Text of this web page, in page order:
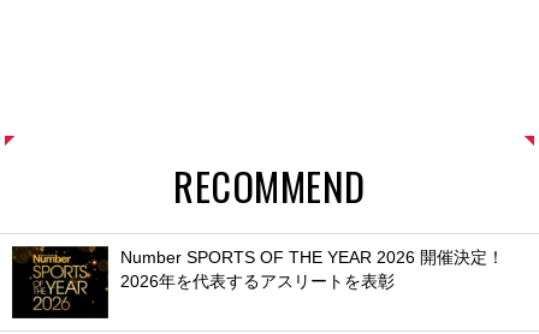
RECOMMEND
Number SPORTS OF THE YEAR 2026 開催決定！
2026年を代表するアスリートを表彰